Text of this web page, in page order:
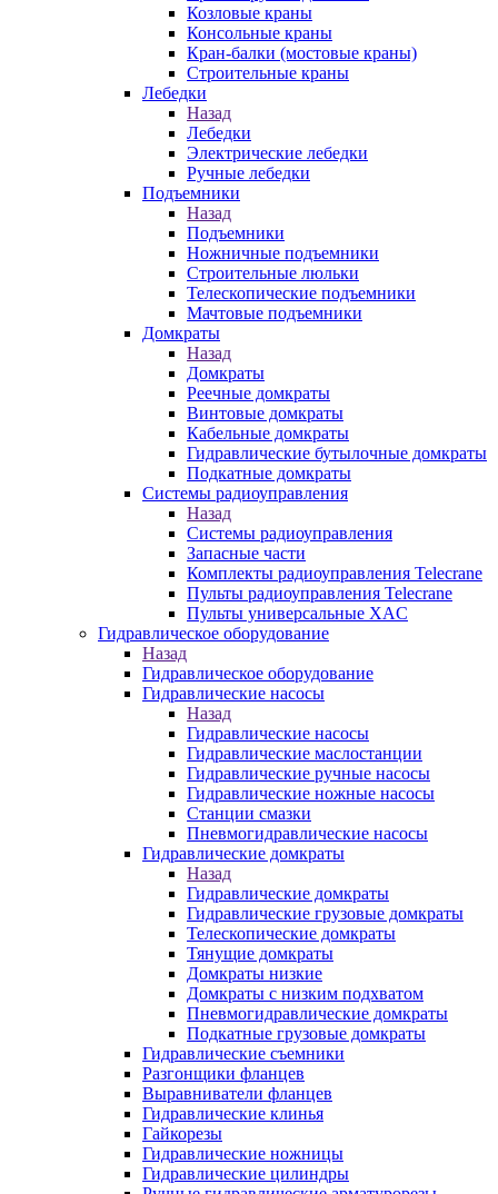
Козловые краны
Консольные краны
Кран-балки (мостовые краны)
Строительные краны
Лебедки
Назад
Лебедки
Электрические лебедки
Ручные лебедки
Подъемники
Назад
Подъемники
Ножничные подъемники
Строительные люльки
Телескопические подъемники
Мачтовые подъемники
Домкраты
Назад
Домкраты
Реечные домкраты
Винтовые домкраты
Кабельные домкраты
Гидравлические бутылочные домкраты
Подкатные домкраты
Системы радиоуправления
Назад
Системы радиоуправления
Запасные части
Комплекты радиоуправления Telecrane
Пульты радиоуправления Telecrane
Пульты универсальные XAC
Гидравлическое оборудование
Назад
Гидравлическое оборудование
Гидравлические насосы
Назад
Гидравлические насосы
Гидравлические маслостанции
Гидравлические ручные насосы
Гидравлические ножные насосы
Станции смазки
Пневмогидравлические насосы
Гидравлические домкраты
Назад
Гидравлические домкраты
Гидравлические грузовые домкраты
Телескопические домкраты
Тянущие домкраты
Домкраты низкие
Домкраты с низким подхватом
Пневмогидравлические домкраты
Подкатные грузовые домкраты
Гидравлические съемники
Разгонщики фланцев
Выравниватели фланцев
Гидравлические клинья
Гайкорезы
Гидравлические ножницы
Гидравлические цилиндры